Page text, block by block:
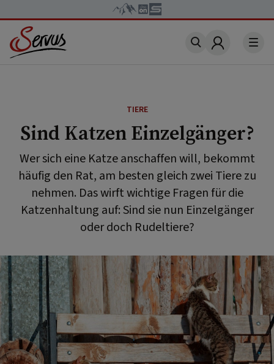
Account
TIERE
Sind Katzen Einzelgänger?
Wer sich eine Katze anschaffen will, bekommt
häufig den Rat, am besten gleich zwei Tiere zu
nehmen. Das wirft wichtige Fragen für die
Katzenhaltung auf: Sind sie nun Einzelgänger
oder doch Rudeltiere?